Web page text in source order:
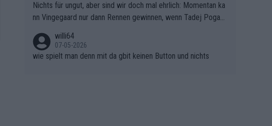
große Finale Richtung Nizza. Niewiadoma hat psychologisch O
berwasser, aber SD Worx und Vollering müssen jetzt All-In ge
hen. (gregmann)
Nichts für ungut, aber sind wir doch mal ehrlich: Momentan ka
nn Vingegaard nur dann Rennen gewinnen, wenn Tadej Pogaca
willi64
07-05-2026
wie spielt man denn mit da gbit keinen Button und nichts